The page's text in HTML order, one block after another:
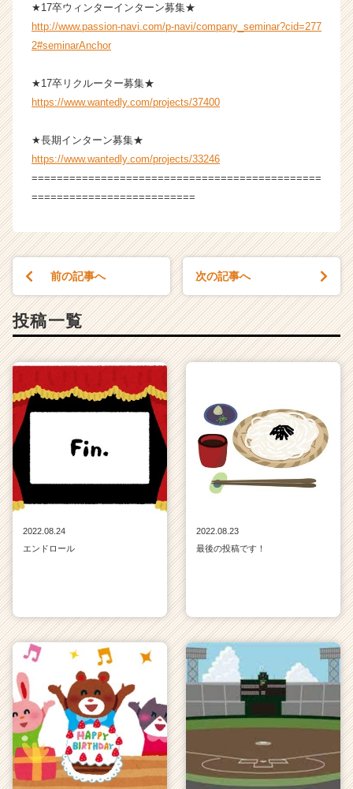
★17卒ウィンターインターン募集★
http://www.passion-navi.com/p-navi/company_seminar?cid=277
2#seminarAnchor
★17卒リクルーター募集★
https://www.wantedly.com/projects/37400
★長期インターン募集★
https://www.wantedly.com/projects/33246
==============================================
==========================
前の記事へ 次の記事へ
投稿一覧
2022.08.24
エンドロール
2022.08.23
最後の投稿です！